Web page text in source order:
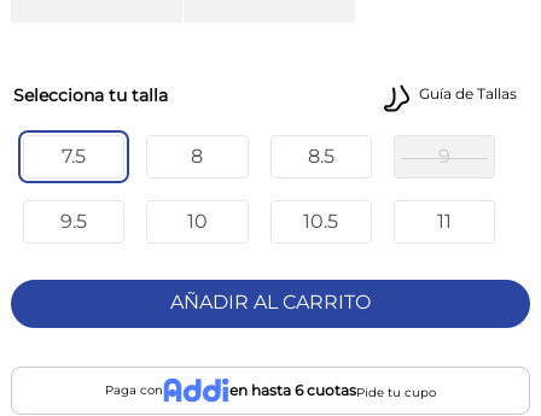
Guía de Tallas
talla
10 10.5 11
7.5 8 8.5 9
9.5
AÑADIR AL CARRITO
Paga con en hasta 6 cuotasPide tu cupo